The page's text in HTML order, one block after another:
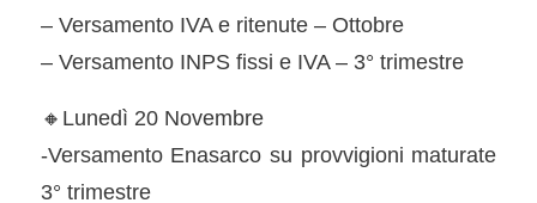
– Versamento IVA e ritenute – Ottobre
– Versamento INPS fissi e IVA – 3° trimestre
🔸Lunedì 20 Novembre
-Versamento Enasarco su provvigioni maturate
3° trimestre